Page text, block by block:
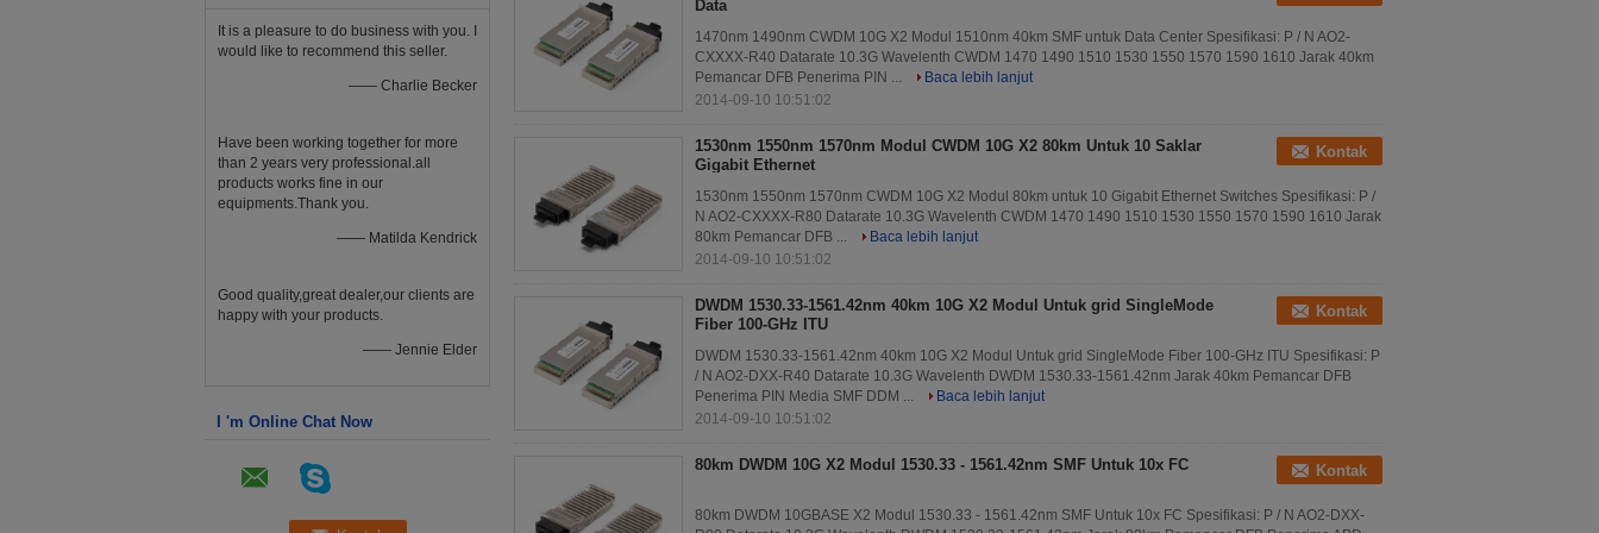
It is a pleasure to do business with you. I
would like to recommend this seller.
—— Charlie Becker
Have been working together for more
than 2 years very professional.all
products works fine in our
equipments.Thank you.
—— Matilda Kendrick
Good quality,great dealer,our clients are
happy with your products.
—— Jennie Elder
I 'm Online Chat Now
Data
1470nm 1490nm CWDM 10G X2 Modul 1510nm 40km SMF untuk Data Center Spesifikasi: P / N AO2-
CXXXX-R40 Datarate 10.3G Wavelenth CWDM 1470 1490 1510 1530 1550 1570 1590 1610 Jarak 40km
Pemancar DFB Penerima PIN ...
Baca lebih lanjut
2014-09-10 10:51:02
1530nm 1550nm 1570nm Modul CWDM 10G X2 80km Untuk 10 Saklar
Gigabit Ethernet
Kontak
1530nm 1550nm 1570nm CWDM 10G X2 Modul 80km untuk 10 Gigabit Ethernet Switches Spesifikasi: P /
N AO2-CXXXX-R80 Datarate 10.3G Wavelenth CWDM 1470 1490 1510 1530 1550 1570 1590 1610 Jarak
80km Pemancar DFB ...
Baca lebih lanjut
2014-09-10 10:51:02
DWDM 1530.33-1561.42nm 40km 10G X2 Modul Untuk grid SingleMode
Fiber 100-GHz ITU
Kontak
DWDM 1530.33-1561.42nm 40km 10G X2 Modul Untuk grid SingleMode Fiber 100-GHz ITU Spesifikasi: P
/ N AO2-DXX-R40 Datarate 10.3G Wavelenth DWDM 1530.33-1561.42nm Jarak 40km Pemancar DFB
Penerima PIN Media SMF DDM ...
Baca lebih lanjut
2014-09-10 10:51:02
80km DWDM 10G X2 Modul 1530.33 - 1561.42nm SMF Untuk 10x FC Kontak
80km DWDM 10GBASE X2 Modul 1530.33 - 1561.42nm SMF Untuk 10x FC Spesifikasi: P / N AO2-DXX-